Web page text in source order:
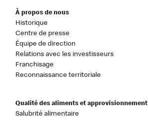
À propos de nous
Historique
Centre de presse
Équipe de direction
Relations avec les investisseurs
Franchisage
Reconnaissance territoriale
Qualité des aliments et approvisionnement
Salubrité alimentaire